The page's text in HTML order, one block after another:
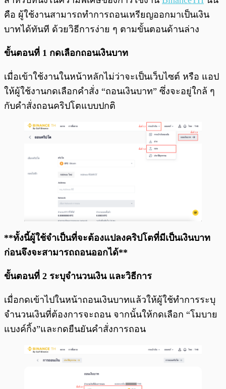
คือ ผู้ใช้งานสามารถทำการถอนเหรียญออกมาเป็นเงิน
บาทได้ทันที ด้วยวิธีการง่าย ๆ ตามขั้นตอนด้านล่าง
ขั้นตอนที่ 1 กดเลือกถอนเงินบาท
เมื่อเข้าใช้งานในหน้าหลักไม่ว่าจะเป็นเว็บไซต์ หรือ แอป
ให้ผู้ใช้งานกดเลือกคำสั่ง “ถอนเงินบาท” ซึ่งจะอยู่ใกล้ ๆ
กับคำสั่งถอนคริปโตแบบปกติ
**ทั้งนี้ผู้ใช้จำเป็นที่จะต้องแปลงคริปโตที่มีเป็นเงินบาท
ก่อนจึงจะสามารถถอนออกได้**
ขั้นตอนที่ 2 ระบุจำนวนเงิน และวิธีการ
เมื่อกดเข้าไปในหน้าถอนเงินบาทแล้วให้ผู้ใช้ทำการระบุ
จำนวนเงินที่ต้องการจะถอน จากนั้นให้กดเลือก “โมบาย
แบงค์กิ้ง”และกดยืนยันคำสั่งการถอน